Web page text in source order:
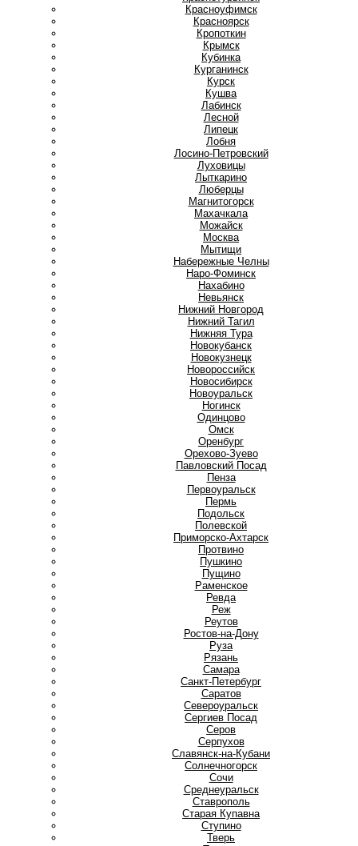
Красноуфимск
Красноярск
Кропоткин
Крымск
Кубинка
Курганинск
Курск
Кушва
Лабинск
Лесной
Липецк
Лобня
Лосино-Петровский
Луховицы
Лыткарино
Люберцы
Магнитогорск
Махачкала
Можайск
Москва
Мытищи
Набережные Челны
Наро-Фоминск
Нахабино
Невьянск
Нижний Новгород
Нижний Тагил
Нижняя Тура
Новокубанск
Новокузнецк
Новороссийск
Новосибирск
Новоуральск
Ногинск
Одинцово
Омск
Оренбург
Орехово-Зуево
Павловский Посад
Пенза
Первоуральск
Пермь
Подольск
Полевской
Приморско-Ахтарск
Протвино
Пушкино
Пущино
Раменское
Ревда
Реж
Реутов
Ростов-на-Дону
Руза
Рязань
Самара
Санкт-Петербург
Саратов
Североуральск
Сергиев Посад
Серов
Серпухов
Славянск-на-Кубани
Солнечногорск
Сочи
Среднеуральск
Ставрополь
Старая Купавна
Ступино
Тверь